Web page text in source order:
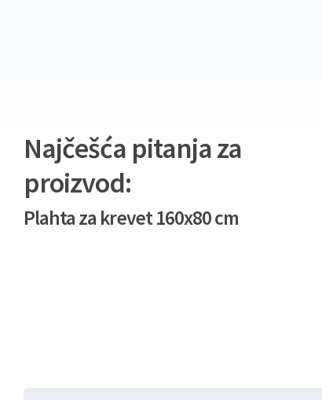
Najčešća pitanja za
proizvod:
Plahta za krevet 160x80 cm